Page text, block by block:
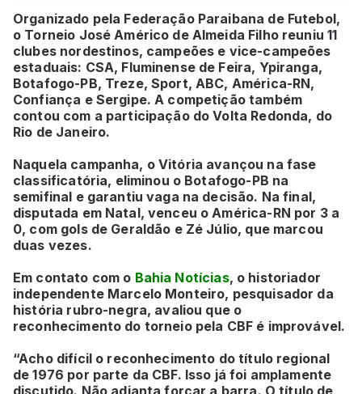
Organizado pela Federação Paraibana de Futebol,
o Torneio José Américo de Almeida Filho reuniu 11
clubes nordestinos, campeões e vice-campeões
estaduais: CSA, Fluminense de Feira, Ypiranga,
Botafogo-PB, Treze, Sport, ABC, América-RN,
Confiança e Sergipe. A competição também
contou com a participação do Volta Redonda, do
Rio de Janeiro.
Naquela campanha, o Vitória avançou na fase
classificatória, eliminou o Botafogo-PB na
semifinal e garantiu vaga na decisão. Na final,
disputada em Natal, venceu o América-RN por 3 a
0, com gols de Geraldão e Zé Júlio, que marcou
duas vezes.
Em contato com o Bahia Notícias, o historiador
independente Marcelo Monteiro, pesquisador da
história rubro-negra, avaliou que o
reconhecimento do torneio pela CBF é improvável.
“Acho difícil o reconhecimento do título regional
de 1976 por parte da CBF. Isso já foi amplamente